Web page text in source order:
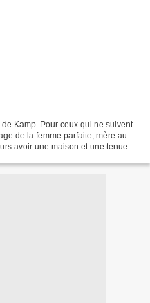
Kamp. Pour ceux qui ne suivent
de la femme parfaite, mère au
avoir une maison et une tenue